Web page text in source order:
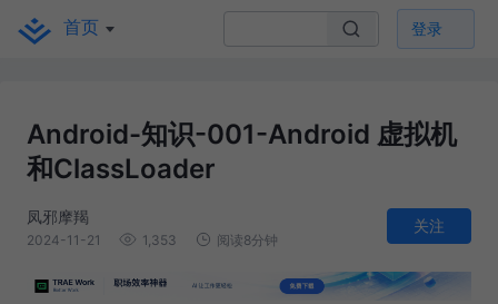
首页 登录
Android-知识-001-Android 虚拟机
和ClassLoader
凤邪摩羯
2024-11-21 1,353 阅读8分钟
关注